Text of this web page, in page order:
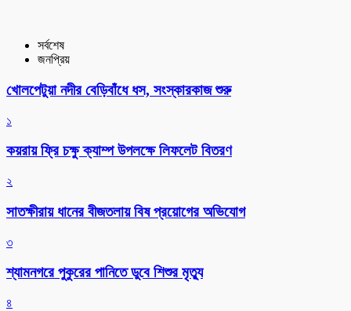
সর্বশেষ
জনপ্রিয়
খোলপেটুয়া নদীর বেড়িবাঁধে ধস, সংস্কারকাজ শুরু
১
কয়রায় ফ্রি চক্ষু ক্যাম্প উপলক্ষে লিফলেট বিতরণ
২
সাতক্ষীরায় ধানের বীজতলায় বিষ প্রয়োগের অভিযোগ
৩
শ্যামনগরে পুকুরের পানিতে ডুবে শিশুর মৃত্যু
৪